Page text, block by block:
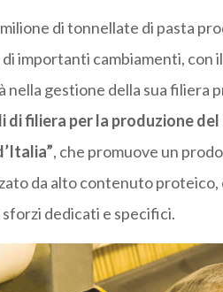
di tonnellate di pasta
importanti cambiamenti,
gestione della sua filiera
filiera per la produzione del
, che promuove un
da alto contenuto proteico,
dedicati e specifici.